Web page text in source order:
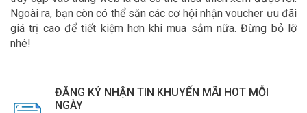
Ngoài ra, bạn còn có thể săn các cơ hội nhận voucher ưu đãi
giá trị cao để tiết kiệm hơn khi mua sắm nữa. Đừng bỏ lỡ
nhé!
ĐĂNG KÝ NHẬN TIN KHUYẾN MÃI HOT MỖI
NGÀY